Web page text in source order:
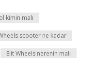
kimin malı
scooter ne kadar
Elit Wheels nerenin malı